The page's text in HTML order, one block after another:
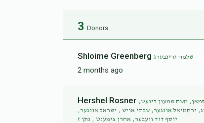
3 Donors
Shloime Greenberg שלמה גרינבערג
2 months ago
Hershel Rosner משה שמעון בינעט,
ירחמיאל אונגער, שבתי אויש , ישראל אונגער,
יוסף דוד וועבער, אהרן צימענט , נתן ז